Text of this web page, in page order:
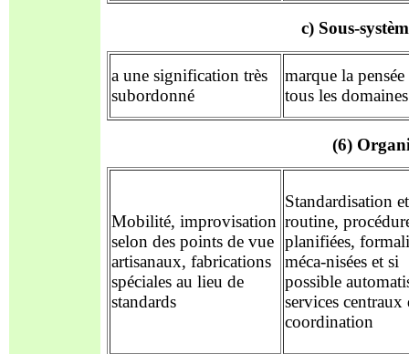
c) Sous-
a une signification très
subordonné
marque la pensée
tous les domaines
(6)
Mobilité, improvisation
selon des points de vue
artisanaux, fabrications
spéciales au lieu de
standards
Standardisation et
routine,
planifiées,
méca-nisées et si
possible
services centraux
coordination